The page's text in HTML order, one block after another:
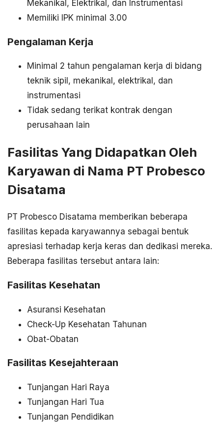
Mekanikal, Elektrikal, dan Instrumentasi
Memiliki IPK minimal 3.00
Pengalaman Kerja
Minimal 2 tahun pengalaman kerja di bidang
teknik sipil, mekanikal, elektrikal, dan
instrumentasi
Tidak sedang terikat kontrak dengan
perusahaan lain
Fasilitas Yang Didapatkan Oleh
Karyawan di Nama PT Probesco
Disatama
PT Probesco Disatama memberikan beberapa
fasilitas kepada karyawannya sebagai bentuk
apresiasi terhadap kerja keras dan dedikasi mereka.
Beberapa fasilitas tersebut antara lain:
Fasilitas Kesehatan
Asuransi Kesehatan
Check-Up Kesehatan Tahunan
Obat-Obatan
Fasilitas Kesejahteraan
Tunjangan Hari Raya
Tunjangan Hari Tua
Tunjangan Pendidikan